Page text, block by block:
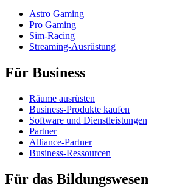
Astro Gaming
Pro Gaming
Sim-Racing
Streaming-Ausrüstung
Für Business
Räume ausrüsten
Business-Produkte kaufen
Software und Dienstleistungen
Partner
Alliance-Partner
Business-Ressourcen
Für das Bildungswesen